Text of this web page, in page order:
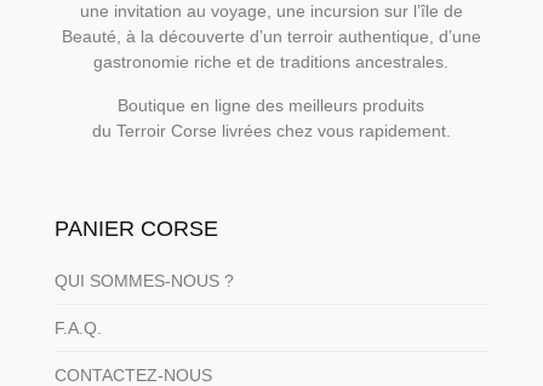
une invitation au voyage, une incursion sur l’île de
Beauté, à la découverte d’un terroir authentique, d’une
gastronomie riche et de traditions ancestrales.
Boutique en ligne des meilleurs produits
du Terroir Corse livrées chez vous rapidement.
PANIER CORSE
QUI SOMMES-NOUS ?
F.A.Q.
CONTACTEZ-NOUS